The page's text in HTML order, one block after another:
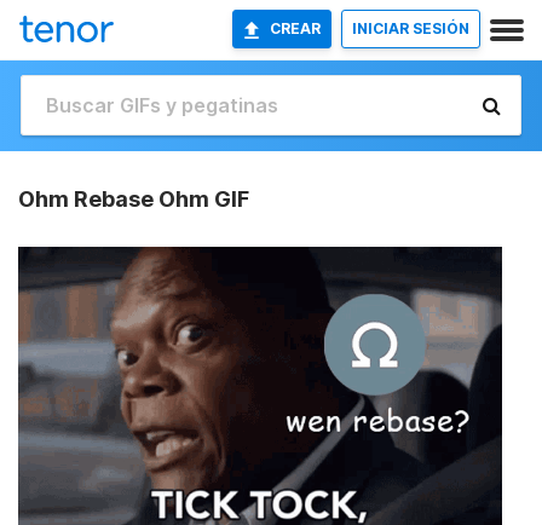
CREAR INICIAR SESIÓN
Ohm Rebase Ohm GIF